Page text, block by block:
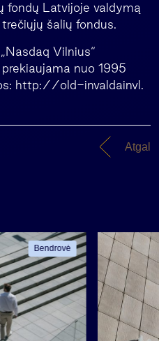
fondų Latvijoje valdymą
šalių fondus.
Vilnius“
nuo 1995
http://old-invaldainvl.
Atgal
Bendrovė